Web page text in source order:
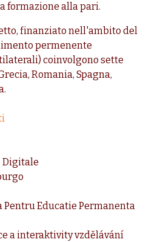
formazione alla pari.
finanziato nell'ambito del
permenente
coinvolgono sette
Romania, Spagna,
Digitale
Pentru Educatie Permanenta
a interaktivity vzdělávání